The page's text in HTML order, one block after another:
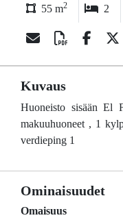
55 m2 2
Kuvaus
Huoneisto sisään El
makuuhuoneet , 1
verdieping 1
Ominaisuudet
Omaisuus